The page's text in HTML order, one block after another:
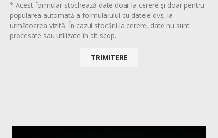
* Acest formular stochează date doar la cerere și doar pentru
popularea automată a formularului cu datele dvs, la
următoarea vizită. În cazul stocării la cerere, date nu sunt
procesate sau utilizate în alt scop.